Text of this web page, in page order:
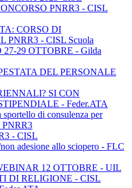
PNRR3 - CISL
CORSO DI
PNRR3 - CISL Scuola
29 OTTOBRE - Gilda
DEL PERSONALE
SI CON
- Feder.ATA
di consulenza per
PNRR3
- CISL
adesione allo sciopero - FLC
12 OTTOBRE - UIL
DI RELIGIONE - CISL